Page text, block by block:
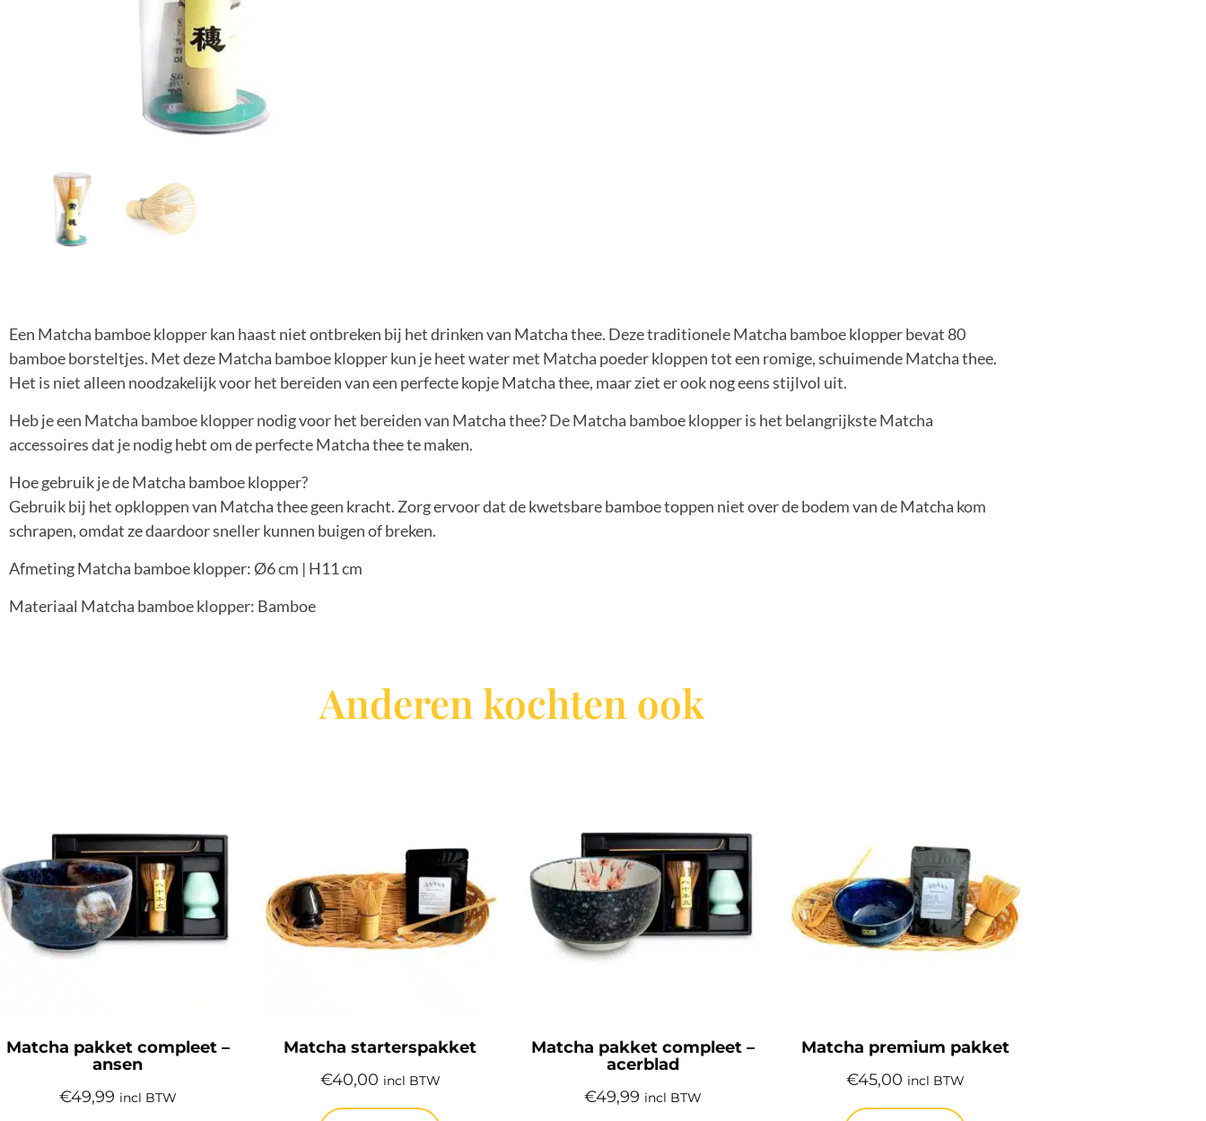
Een Matcha bamboe klopper kan haast niet ontbreken bij het drinken van Matcha thee. Deze traditionele Matcha bamboe klopper bevat 80
bamboe borsteltjes. Met deze Matcha bamboe klopper kun je heet water met Matcha poeder kloppen tot een romige, schuimende Matcha thee.
Het is niet alleen noodzakelijk voor het bereiden van een perfecte kopje Matcha thee, maar ziet er ook nog eens stijlvol uit.
Heb je een Matcha bamboe klopper nodig voor het bereiden van Matcha thee? De Matcha bamboe klopper is het belangrijkste Matcha
accessoires dat je nodig hebt om de perfecte Matcha thee te maken.
Hoe gebruik je de Matcha bamboe klopper?
Gebruik bij het opkloppen van Matcha thee geen kracht. Zorg ervoor dat de kwetsbare bamboe toppen niet over de bodem van de Matcha kom
schrapen, omdat ze daardoor sneller kunnen buigen of breken.
Afmeting Matcha bamboe klopper: Ø6 cm | H11 cm
Materiaal Matcha bamboe klopper: Bamboe
Anderen kochten ook
Matcha pakket compleet –
ansen
€49,99 incl BTW
Matcha starterspakket
€40,00 incl BTW
Matcha pakket compleet –
acerblad
€49,99 incl BTW
Matcha premium pakket
€45,00 incl BTW